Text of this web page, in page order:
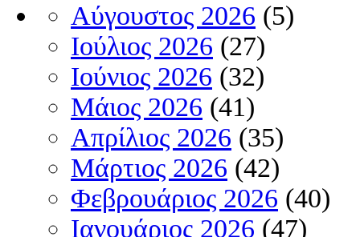
Αύγουστος 2026 (5)
Ιούλιος 2026 (27)
Ιούνιος 2026 (32)
Μάιος 2026 (41)
Απρίλιος 2026 (35)
Μάρτιος 2026 (42)
Φεβρουάριος 2026 (40)
Ιανουάριος 2026 (47)